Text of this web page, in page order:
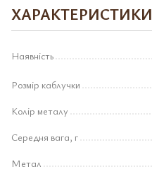
ХАРАКТЕРИСТИКИ
Наявність
Розмір каблучки
Колір металу
Середня вага, г
Метал